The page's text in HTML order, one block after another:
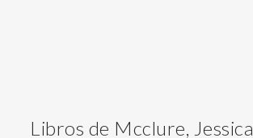
Libros de Mcclure, Jessica